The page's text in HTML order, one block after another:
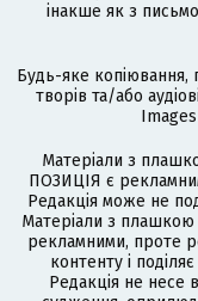
інакше як з
Будь-яке копіювання,
творів та/або
Матеріали з
ПОЗИЦІЯ є
Редакція може не
Матеріали з
рекламними, проте
контенту і
Редакція не несе